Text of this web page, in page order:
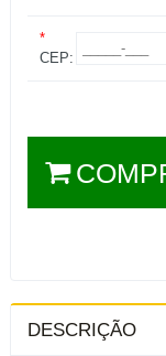
*
CEP:
DESCRIÇÃO